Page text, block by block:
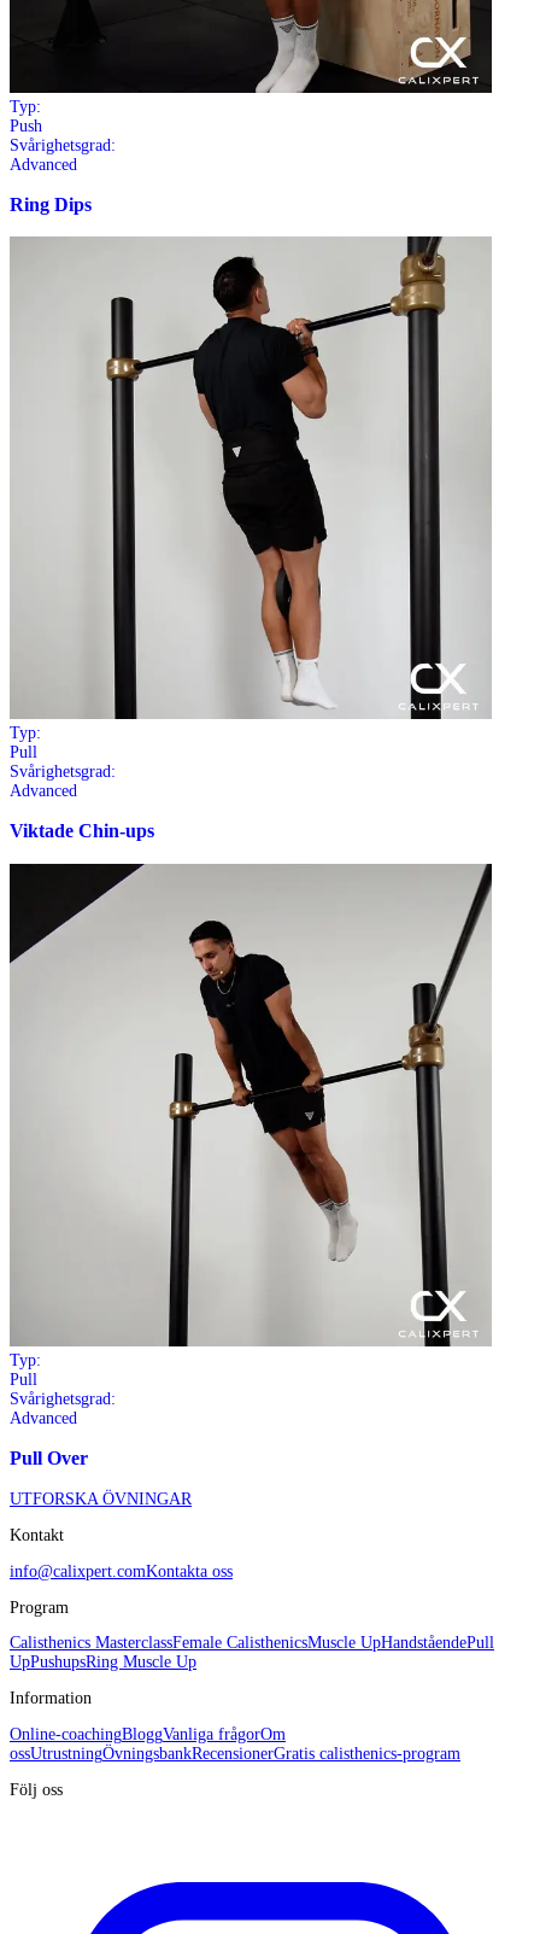
Typ:
Push
Svårighetsgrad:
Advanced
Ring Dips
Typ:
Pull
Svårighetsgrad:
Advanced
Viktade Chin-ups
Typ:
Pull
Svårighetsgrad:
Advanced
Pull Over
UTFORSKA ÖVNINGAR
Kontakt
info@calixpert.comKontakta oss
Program
Calisthenics MasterclassFemale CalisthenicsMuscle UpHandståendePull
UpPushupsRing Muscle Up
Information
Online-coachingBloggVanliga frågorOm
ossUtrustningÖvningsbankRecensionerGratis calisthenics-program
Följ oss